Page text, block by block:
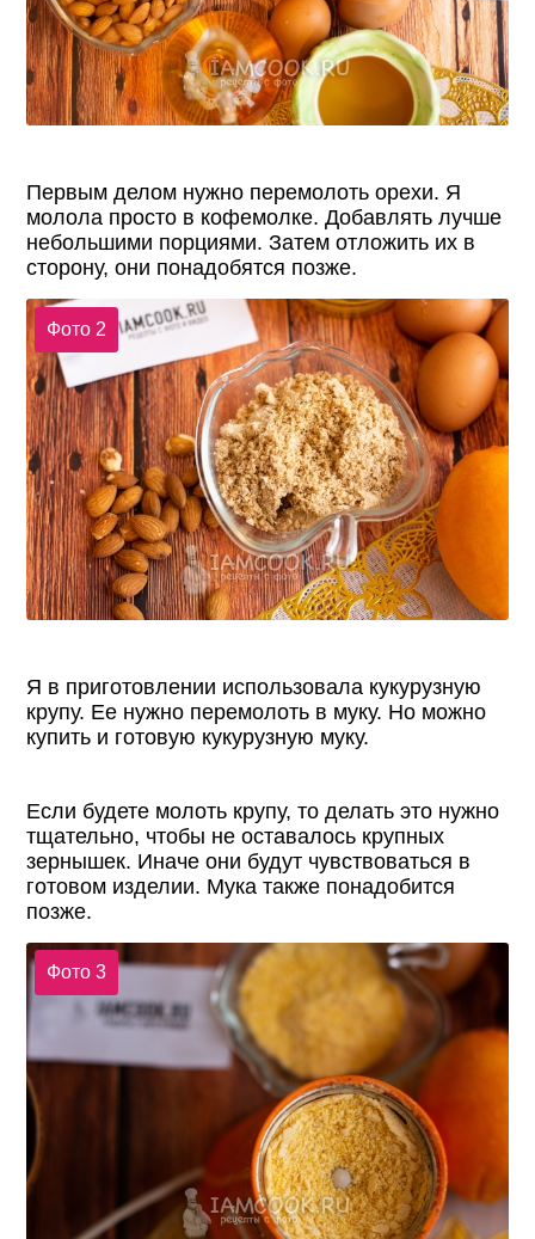
Первым делом нужно перемолоть орехи. Я
молола просто в кофемолке. Добавлять лучше
небольшими порциями. Затем отложить их в
сторону, они понадобятся позже.
Фото 2
Я в приготовлении использовала кукурузную
крупу. Ее нужно перемолоть в муку. Но можно
купить и готовую кукурузную муку.
Если будете молоть крупу, то делать это нужно
тщательно, чтобы не оставалось крупных
зернышек. Иначе они будут чувствоваться в
готовом изделии. Мука также понадобится
позже.
Фото 3